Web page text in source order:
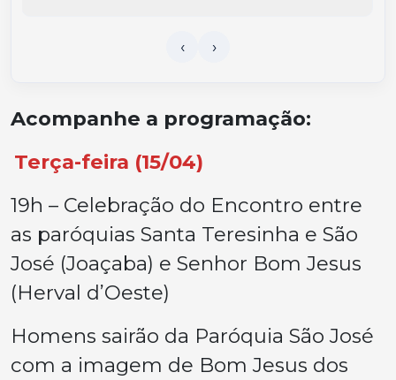
Acompanhe a programação:
Terça-feira (15/04)
19h – Celebração do Encontro entre
as paróquias Santa Teresinha e São
José (Joaçaba) e Senhor Bom Jesus
(Herval d’Oeste)
Homens sairão da Paróquia São José
com a imagem de Bom Jesus dos